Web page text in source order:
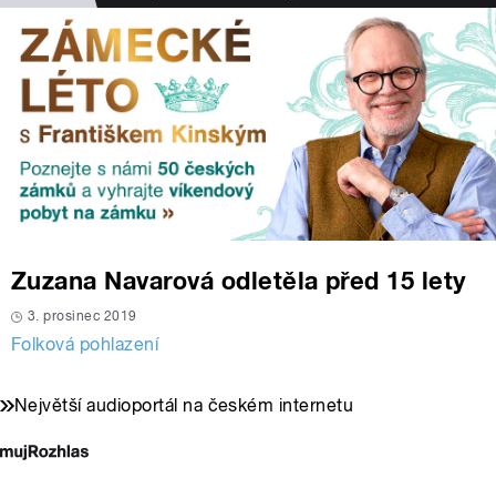
Zuzana Navarová odletěla před 15 lety
3. prosinec 2019
Folková pohlazení
Největší audioportál na českém internetu